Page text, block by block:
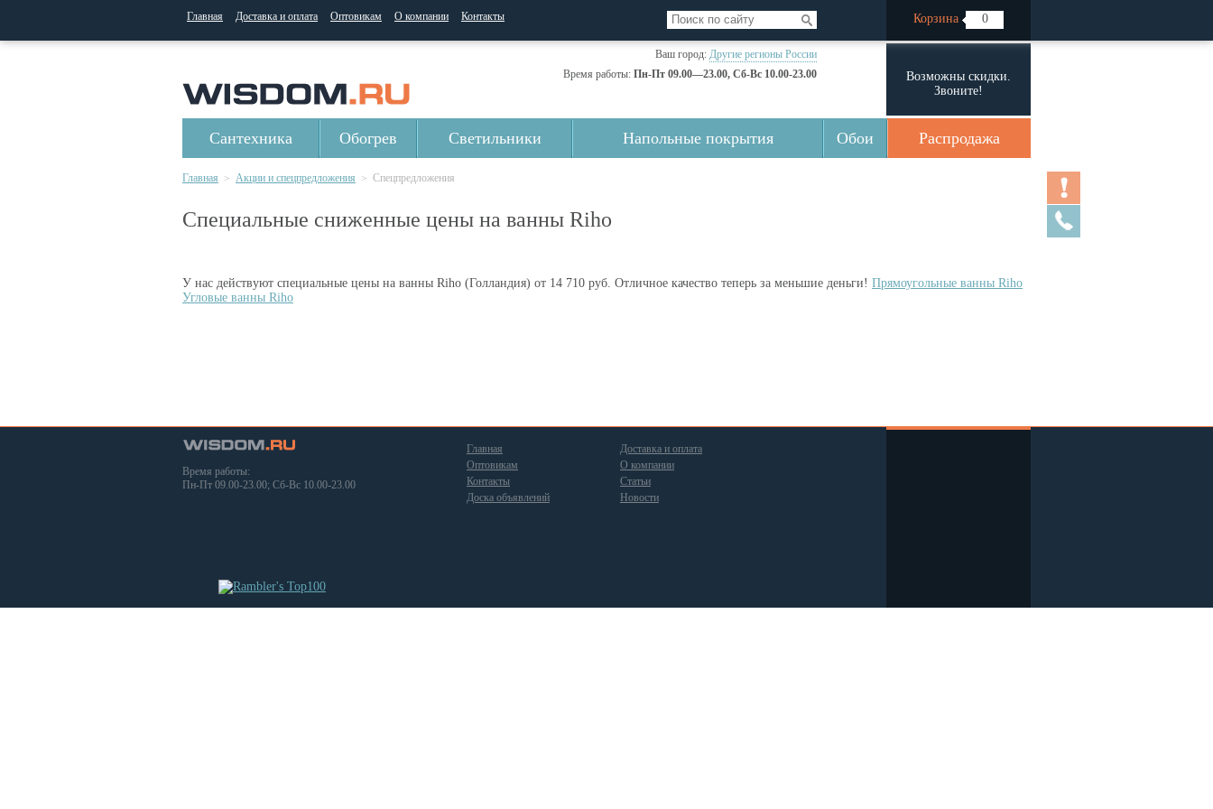
Главная Доставка и оплата Оптовикам О компании Контакты Корзина 0
Ваш город: Другие регионы России
Время работы: Пн-Пт 09.00—23.00, Сб-Вс 10.00-23.00
Возможны скидки.
Звоните!
Сантехника Обогрев Светильники Напольные покрытия Обои Распродажа
Главная > Акции и спецпредложения > Спецпредложения
Специальные сниженные цены на ванны Riho
У нас действуют специальные цены на ванны Riho (Голландия) от 14 710 руб. Отличное качество теперь за меньшие деньги! Прямоугольные ванны Riho
Угловые ванны Riho
Время работы:
Пн-Пт 09.00-23.00; Сб-Вс 10.00-23.00
Главная
Доставка и оплата
Оптовикам
О компании
Контакты
Статьи
Доска объявлений
Новости